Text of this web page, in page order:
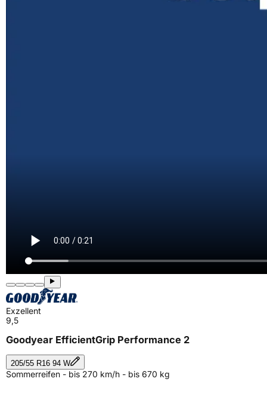
Exzellent
9,5
Goodyear EfficientGrip Performance 2
205/55 R16 94 W
Sommerreifen - bis 270 km/h - bis 670 kg